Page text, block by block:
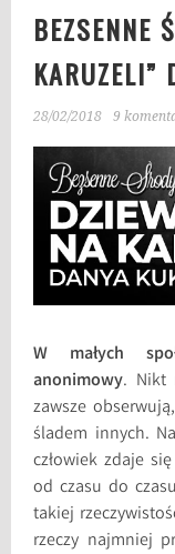
BEZSENNE
KARUZELI”
28/02/2018 9
W małych
anonimowy. Nikt
zawsze
śladem innych.
człowiek zdaje
od czasu do
takiej
rzeczy najmniej